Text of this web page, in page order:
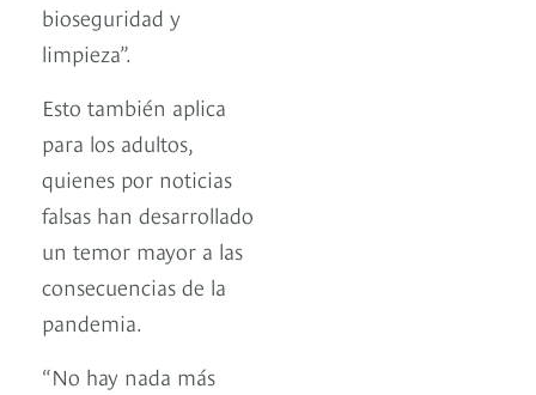
bioseguridad y
limpieza”.
Esto también aplica
para los adultos,
quienes por noticias
falsas han desarrollado
un temor mayor a las
consecuencias de la
pandemia.
“No hay nada más